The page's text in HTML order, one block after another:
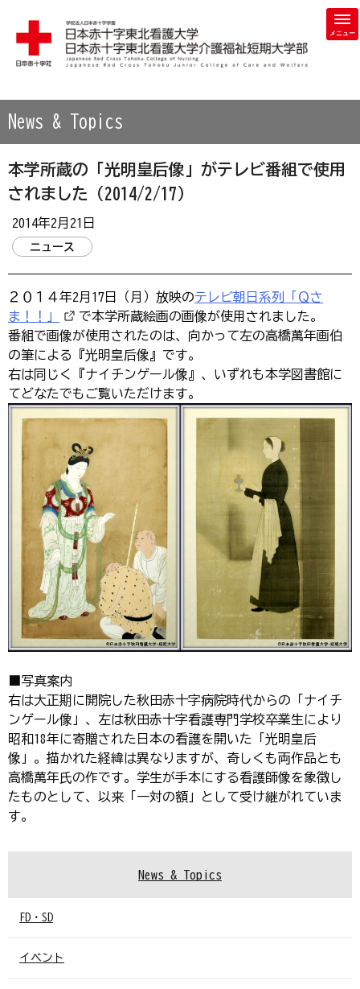
学校法人 日本赤十字学園 日本赤十字東北看護大学・日本赤
News & Topics
本学所蔵の「光明皇后像」がテレビ番組で使用
されました（2014/2/17）
2014年2月21日
ニュース
２０１４年2月17日（月）放映のテレビ朝日系列「Ｑさ
ま！！」
で本学所蔵絵画の画像が使用されました。
番組で画像が使用されたのは、向かって左の高橋萬年画伯
の筆による『光明皇后像』です。
右は同じく『ナイチンゲール像』、いずれも本学図書館に
てどなたでもご覧いただけます。
■写真案内
右は大正期に開院した秋田赤十字病院時代からの「ナイチ
ンゲール像」、左は秋田赤十字看護専門学校卒業生により
昭和18年に寄贈された日本の看護を開いた「光明皇后
像」。描かれた経緯は異なりますが、奇しくも両作品とも
高橋萬年氏の作です。学生が手本にする看護師像を象徴し
たものとして、以来「一対の額」として受け継がれていま
す。
News & Topics
FD・SD
イベント